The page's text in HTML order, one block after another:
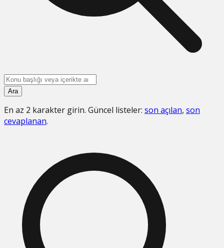
Ara
En az 2 karakter girin. Güncel listeler: son açılan, son
cevaplanan.